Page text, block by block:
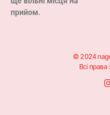
прийом.
© 2024
Всі права